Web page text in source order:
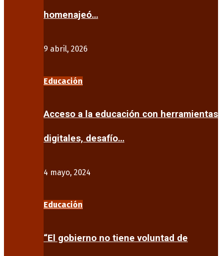
homenajeó…
9 abril, 2026
Educación
Acceso a la educación con herramientas
digitales, desafío…
4 mayo, 2024
Educación
“El gobierno no tiene voluntad de